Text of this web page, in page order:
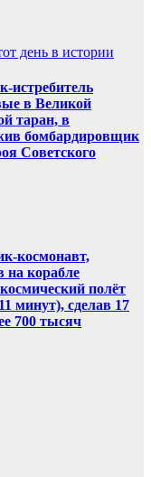
день в истории
истребитель
в Великой
таран, в
бомбардировщик
Советского
космонавт,
на корабле
полёт
минут), сделав 17
700 тысяч